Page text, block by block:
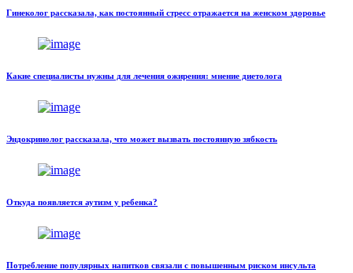
Гинеколог рассказала, как постоянный стресс отражается на женском здоровье
Какие специалисты нужны для лечения ожирения: мнение диетолога
Эндокринолог рассказала, что может вызвать постоянную зябкость
Откуда появляется аутизм у ребенка?
Потребление популярных напитков связали с повышенным риском инсульта